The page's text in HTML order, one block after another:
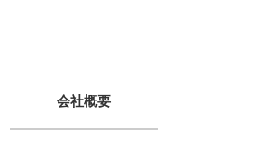
会社概要